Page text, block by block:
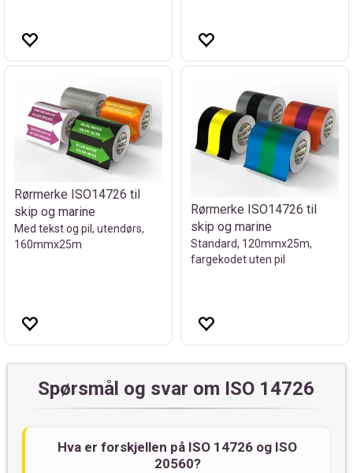
Rørmerke ISO14726 til
skip og marine
Med tekst og pil, utendørs,
160mmx25m
Rørmerke ISO14726 til
skip og marine
Standard, 120mmx25m,
fargekodet uten pil
Spørsmål og svar om ISO 14726
Hva er forskjellen på ISO 14726 og ISO
20560?